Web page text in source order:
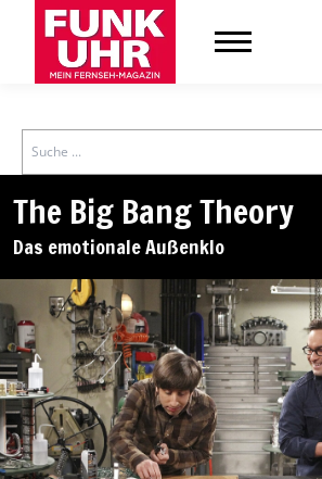
Search
The Big Bang Theory
Das emotionale Außenklo